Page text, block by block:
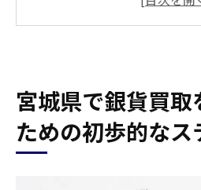
買取のタイミングを
銀貨の価値を見極めるポイ
法
宮城県で銀貨買取
ための初歩的なス